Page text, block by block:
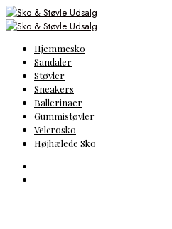
Hjemmesko
Sandaler
Støvler
Sneakers
Ballerinaer
Gummistøvler
Velcrosko
Højhælede Sko